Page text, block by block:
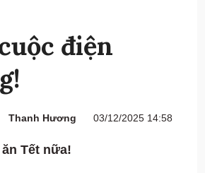
điện
Thanh Hương 03/12/2025 14:58
Tết nữa!